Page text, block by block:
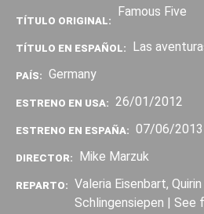
TÍTULO ORIGINAL:
Famous Five
TÍTULO EN ESPAÑOL: Las
PAÍS: Germany
ESTRENO EN USA: 26/01/2012
ESTRENO EN ESPAÑA: 07/06/2013
DIRECTOR: Mike Marzuk
REPARTO: Valeria Eisenbart,
Schlingensiepen | See